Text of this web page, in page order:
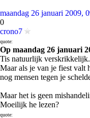
maandag 26 januari 2009,
0
crono7
quote:
Op maandag 26 januari
Tis natuurlijk verskrikkelijk.
Maar als je van je fiest valt
nog mensen tegen je
Maar het is geen
Moeilijk he lezen?
quote: